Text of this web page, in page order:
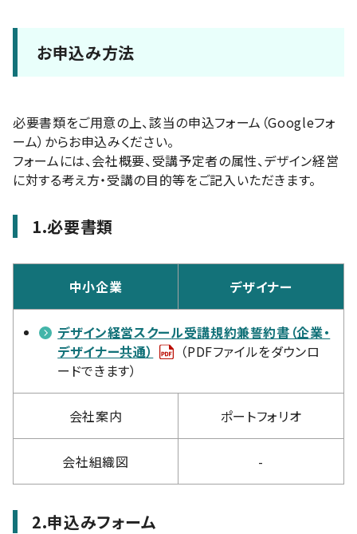
お申込み方法
必要書類をご用意の上、該当の申込フォーム（Googleフォ
ーム）からお申込みください。
フォームには、会社概要、受講予定者の属性、デザイン経営
に対する考え方・受講の目的等をご記入いただきます。
1.必要書類
中小企業 デザイナー
デザイン経営スクール受講規約兼誓約書（企業・
デザイナー共通）
（PDFファイルをダウンロ
ードできます）
会社案内 ポートフォリオ
会社組織図 -
2.申込みフォーム